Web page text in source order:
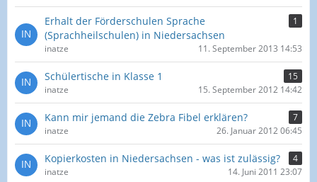
Erhalt der Förderschulen Sprache
(Sprachheilschulen) in Niedersachsen
1
inatze 11. September 2013 14:53
Schülertische in Klasse 1
15
inatze
15. September 2012 14:42
Kann mir jemand die Zebra Fibel erklären?
7
inatze
26. Januar 2012 06:45
Kopierkosten in Niedersachsen - was ist zulässig?
4
inatze
14. Juni 2011 23:07